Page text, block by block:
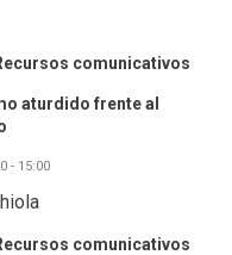
comunicativos
aturdido frente al
- 15:00
comunicativos